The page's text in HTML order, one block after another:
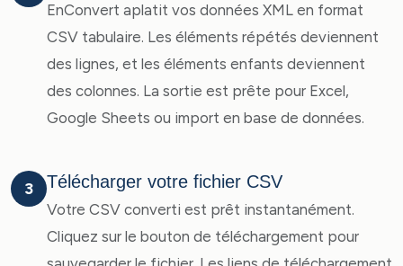
EnConvert aplatit vos données XML en format
CSV tabulaire. Les éléments répétés deviennent
des lignes, et les éléments enfants deviennent
des colonnes. La sortie est prête pour Excel,
Google Sheets ou import en base de données.
3 Télécharger votre fichier CSV
Votre CSV converti est prêt instantanément.
Cliquez sur le bouton de téléchargement pour